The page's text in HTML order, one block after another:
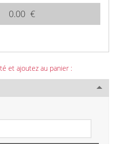
0.00 €
et ajoutez au panier :